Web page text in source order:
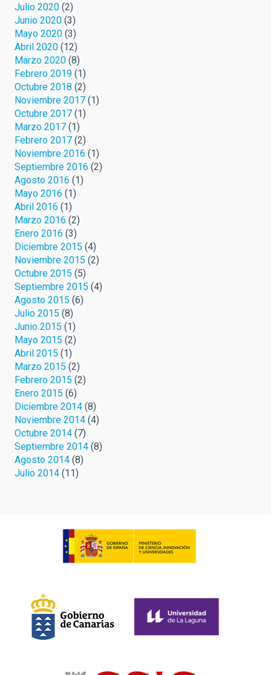
Julio 2020 (2)
Junio 2020 (3)
Mayo 2020 (3)
Abril 2020 (12)
Marzo 2020 (8)
Febrero 2019 (1)
Octubre 2018 (2)
Noviembre 2017 (1)
Octubre 2017 (1)
Marzo 2017 (1)
Febrero 2017 (2)
Noviembre 2016 (1)
Septiembre 2016 (2)
Agosto 2016 (1)
Mayo 2016 (1)
Abril 2016 (1)
Marzo 2016 (2)
Enero 2016 (3)
Diciembre 2015 (4)
Noviembre 2015 (2)
Octubre 2015 (5)
Septiembre 2015 (4)
Agosto 2015 (6)
Julio 2015 (8)
Junio 2015 (1)
Mayo 2015 (2)
Abril 2015 (1)
Marzo 2015 (2)
Febrero 2015 (2)
Enero 2015 (6)
Diciembre 2014 (8)
Noviembre 2014 (4)
Octubre 2014 (7)
Septiembre 2014 (8)
Agosto 2014 (8)
Julio 2014 (11)